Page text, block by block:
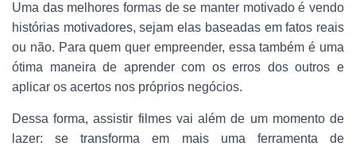
Ç
Ã
O
Uma das melhores formas de se manter motivado é vendo
histórias motivadores, sejam elas baseadas em fatos reais
ou não. Para quem quer empreender, essa também é uma
ótima maneira de aprender com os erros dos outros e
aplicar os acertos nos próprios negócios.
Dessa forma, assistir filmes vai além de um momento de
lazer: se transforma em mais uma ferramenta de